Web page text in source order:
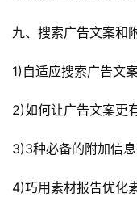
九、搜索广告文案和
1)自适应搜索广告文
2)如何让广告文案更
3)3种必备的附加信
4)巧用素材报告优化